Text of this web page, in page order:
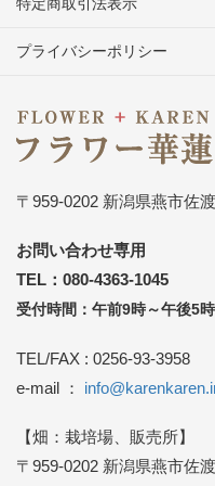
特定商取引法表示
プライバシーポリシー
〒959-0202 新潟県燕市佐
お問い合わせ専用
TEL：080-4363-1045
受付時間：午前9時～午後5時
TEL/FAX : 0256-93-3958
e-mail ：
【畑：栽培場、販売所】
〒959-0202 新潟県燕市佐